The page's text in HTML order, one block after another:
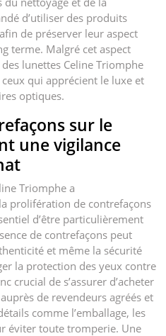
d’utiliser des produits
de préserver leur aspect
terme. Malgré cet aspect
lunettes Celine Triomphe
qui apprécient le luxe et
optiques.
sur le
une vigilance
Triomphe a
prolifération de contrefaçons
d’être particulièrement
de contrefaçons peut
et même la sécurité
la protection des yeux contre
crucial de s’assurer d’acheter
de revendeurs agréés et
comme l’emballage, les
éviter toute tromperie. Une